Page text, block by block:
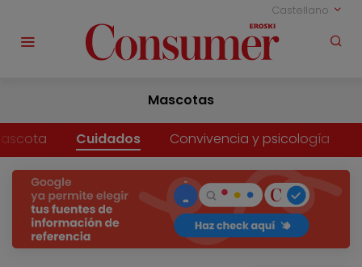
Castellano
Mascotas
Cuidados Convivencia y psicología